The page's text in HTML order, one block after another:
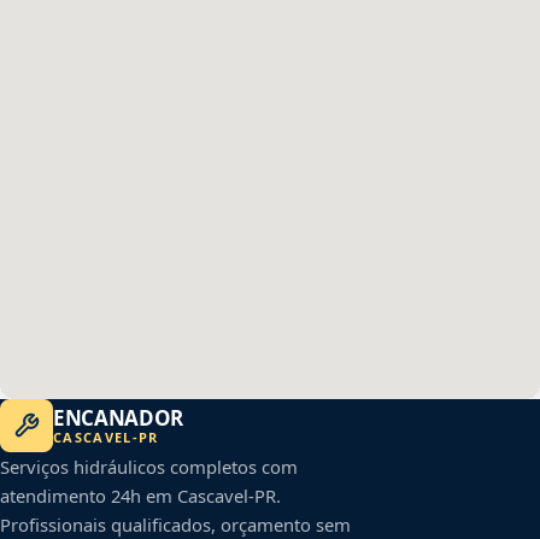
ENCANADOR
CASCAVEL-PR
Serviços hidráulicos completos com
atendimento 24h em Cascavel-PR.
Profissionais qualificados, orçamento sem